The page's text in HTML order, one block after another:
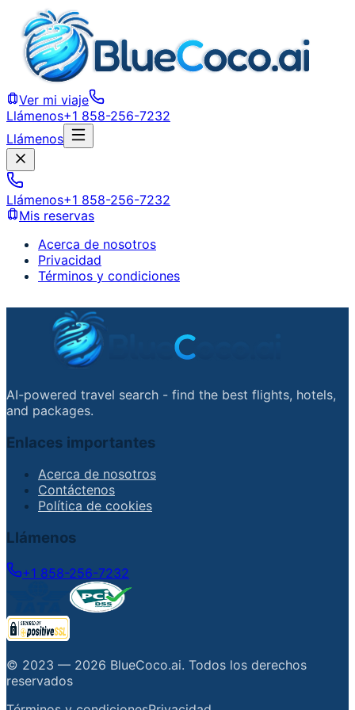
Ver mi viaje
Llámenos+1 858-256-7232
Llámenos
Llámenos+1 858-256-7232
Mis reservas
Acerca de nosotros
Privacidad
Términos y condiciones
AI-powered travel search - find the best flights, hotels,
and packages.
Enlaces importantes
Acerca de nosotros
Contáctenos
Política de cookies
Llámenos
+1 858-256-7232
© 2023 — 2026 BlueCoco.ai. Todos los derechos
reservados